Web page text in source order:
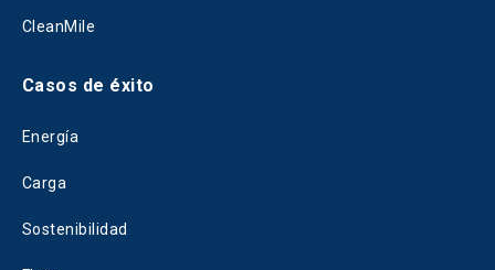
CleanMile
Casos de éxito
Energía
Carga
Sostenibilidad